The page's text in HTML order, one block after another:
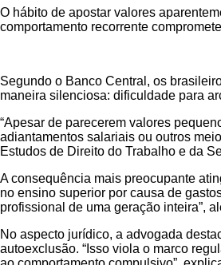
O hábito de apostar valores
comportamento recorrente
Segundo o Banco Central, os
maneira silenciosa: dificuldade para
“Apesar de parecerem valores
adiantamentos salariais ou outros
Estudos de Direito do Trabalho e da
A consequência mais preocupante
no ensino superior por causa de
profissional de uma geração inteira”,
No aspecto jurídico, a advogada
autoexclusão. “Isso viola o marco